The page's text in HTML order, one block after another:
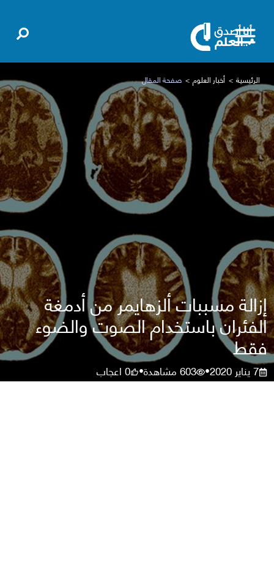
الرئيسية أخبار العلوم صفحة المقال
إزالة مسببات ألزهايمر من أدمغة
الفئران باستخدام الصوت والضوء
فقط
7 يناير 2020 •
603مشاهدة•
0اعجاب